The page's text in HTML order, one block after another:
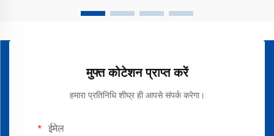
मुफ्त कोटेशन प्राप्त करें
हमारा प्रतिनिधि शीघ्र ही आपसे संपर्क करेगा।
ईमेल